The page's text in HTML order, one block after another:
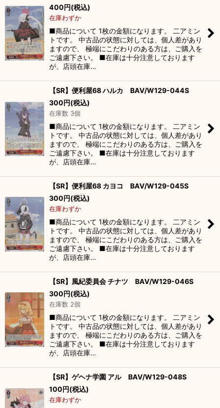
400円(税込)
在庫わずか
■商品について 1枚の金額になります。 二アミン
トです。 中古品の状態に対しては、個人差があり
ますので、 極端にこだわりのある方は、ご購入を
ご遠慮下さい。 ■在庫は十分注意しております
が、店頭在庫…
【SR】便利屋68 ハルカ BAV/W129-044S
300円(税込)
在庫数 3個
■商品について 1枚の金額になります。 二アミン
トです。 中古品の状態に対しては、個人差があり
ますので、 極端にこだわりのある方は、ご購入を
ご遠慮下さい。 ■在庫は十分注意しております
が、店頭在庫…
【SR】便利屋68 カヨコ BAV/W129-045S
300円(税込)
在庫わずか
■商品について 1枚の金額になります。 二アミン
トです。 中古品の状態に対しては、個人差があり
ますので、 極端にこだわりのある方は、ご購入を
ご遠慮下さい。 ■在庫は十分注意しております
が、店頭在庫…
【SR】風紀委員会 チナツ BAV/W129-046S
300円(税込)
在庫数 2個
■商品について 1枚の金額になります。 二アミン
トです。 中古品の状態に対しては、個人差があり
ますので、 極端にこだわりのある方は、ご購入を
ご遠慮下さい。 ■在庫は十分注意しております
が、店頭在庫…
【SR】ゲヘナ学園 アル BAV/W129-048S
100円(税込)
在庫わずか